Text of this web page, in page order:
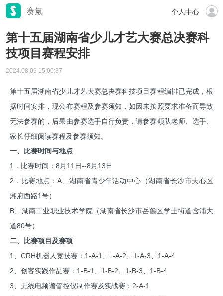
赛氪 个人中心
第十五届湖南省少儿才艺大赛总决赛科
技项目赛程安排
2024.08.09 15:00:37
第十五届湖南省少儿才艺大赛总决赛科技项目赛程编排已完成，根
据时间安排，现公布赛程及参赛须知，如因未按照要求准备而导致
无法参赛的，后果由参赛选手自行负责，请参赛领队老师、选手、
家长仔细阅读赛程及参赛须知。
一、比赛时间与地点
1．比赛时间：8月11日--8月13日
2．比赛地点：A、湖南省青少年活动中心（湖南省长沙市天心区
湘府西路1号）
B、湖南工业职业技术学院（湖南省长沙市岳麓区学士街道含浦大
道80号）
二、比赛项目及赛项
1、CRH机器人竞技赛：1-A-1、1-A-2、1-A-3、1-A-4
2、创客实践作品赛：1-B-1、1-B-2、1-B-3、1-B-4
3、无线电频谱管控仪制作赛及实战赛：2-A-1